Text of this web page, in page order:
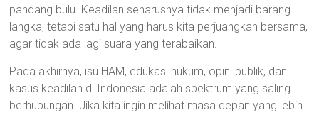
pandang bulu. Keadilan seharusnya tidak menjadi barang
langka, tetapi satu hal yang harus kita perjuangkan bersama,
agar tidak ada lagi suara yang terabaikan.
Pada akhirnya, isu HAM, edukasi hukum, opini publik, dan
kasus keadilan di Indonesia adalah spektrum yang saling
berhubungan. Jika kita ingin melihat masa depan yang lebih